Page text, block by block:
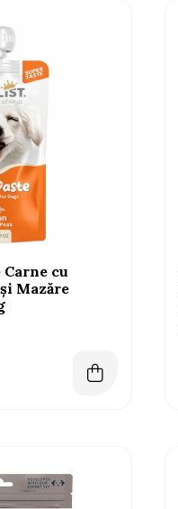
cu
Mazăre